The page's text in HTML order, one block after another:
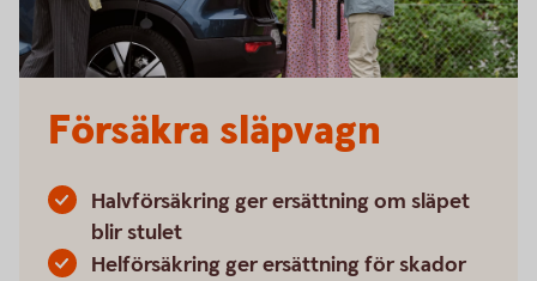
Försäkra släpvagn
Halvförsäkring ger ersättning om släpet
blir stulet
Helförsäkring ger ersättning för skador